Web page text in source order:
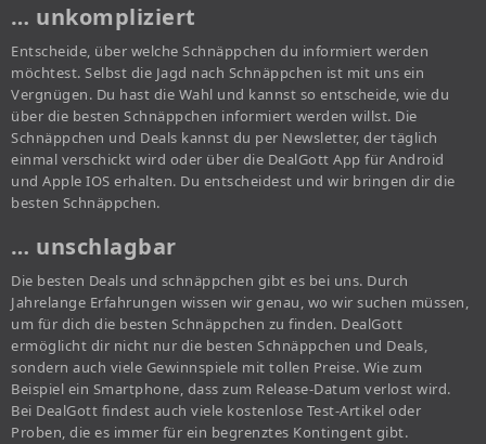
… unkompliziert
Entscheide, über welche Schnäppchen du informiert werden
möchtest. Selbst die Jagd nach Schnäppchen ist mit uns ein
Vergnügen. Du hast die Wahl und kannst so entscheide, wie du
über die besten Schnäppchen informiert werden willst. Die
Schnäppchen und Deals kannst du per Newsletter, der täglich
einmal verschickt wird oder über die DealGott App für Android
und Apple IOS erhalten. Du entscheidest und wir bringen dir die
besten Schnäppchen.
… unschlagbar
Die besten Deals und schnäppchen gibt es bei uns. Durch
Jahrelange Erfahrungen wissen wir genau, wo wir suchen müssen,
um für dich die besten Schnäppchen zu finden. DealGott
ermöglicht dir nicht nur die besten Schnäppchen und Deals,
sondern auch viele Gewinnspiele mit tollen Preise. Wie zum
Beispiel ein Smartphone, dass zum Release-Datum verlost wird.
Bei DealGott findest auch viele kostenlose Test-Artikel oder
Proben, die es immer für ein begrenztes Kontingent gibt.